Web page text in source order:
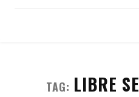
TAG: LIBRE